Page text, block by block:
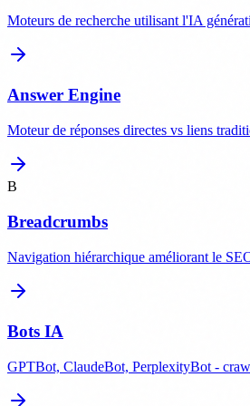
Moteurs de recherche utilisant l'IA
Answer Engine
Moteur de réponses directes vs liens
B
Breadcrumbs
Navigation hiérarchique améliorant le
Bots IA
GPTBot, ClaudeBot, PerplexityBot -